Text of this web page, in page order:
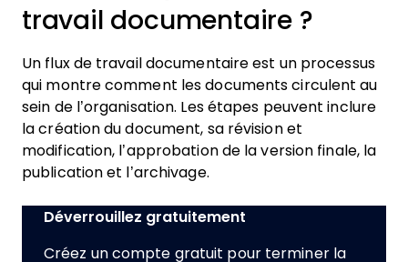
travail documentaire ?
Un flux de travail documentaire est un processus
qui montre comment les documents circulent au
sein de l’organisation. Les étapes peuvent inclure
la création du document, sa révision et
modification, l’approbation de la version finale, la
publication et l’archivage.
Déverrouillez gratuitement
Créez un compte gratuit pour terminer la